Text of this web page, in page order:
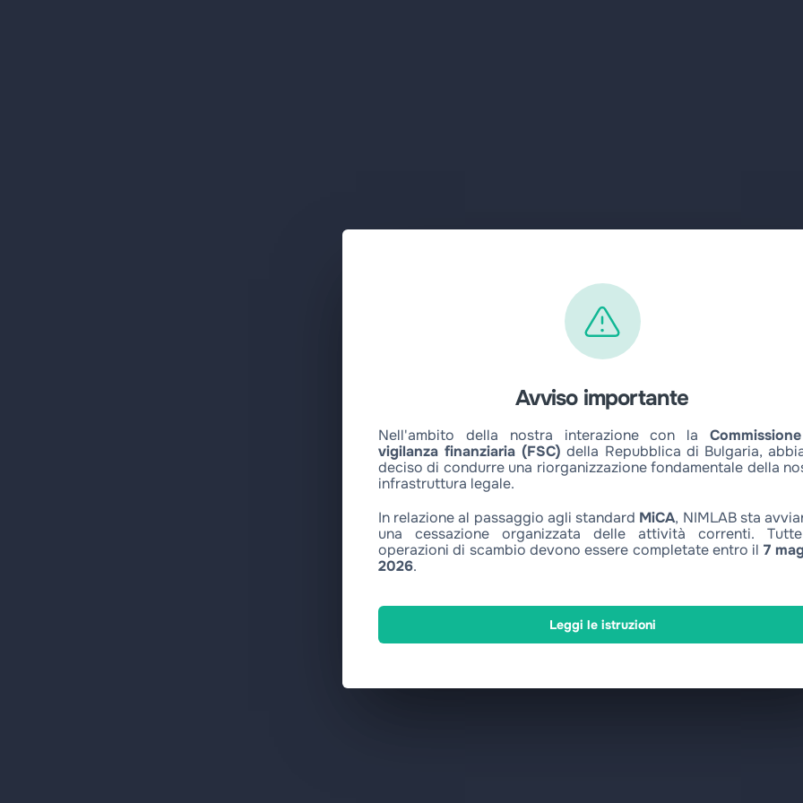
Avviso importante
Nell'ambito della nostra interazione con la
vigilanza finanziaria (FSC) della Repubblica di Bulgaria,
deciso di condurre una riorganizzazione fondamentale della
infrastruttura legale.
In relazione al passaggio agli standard MiCA, NIMLAB sta
una cessazione organizzata delle attività correnti.
operazioni di scambio devono essere completate entro il 7
2026.
Leggi le istruzioni